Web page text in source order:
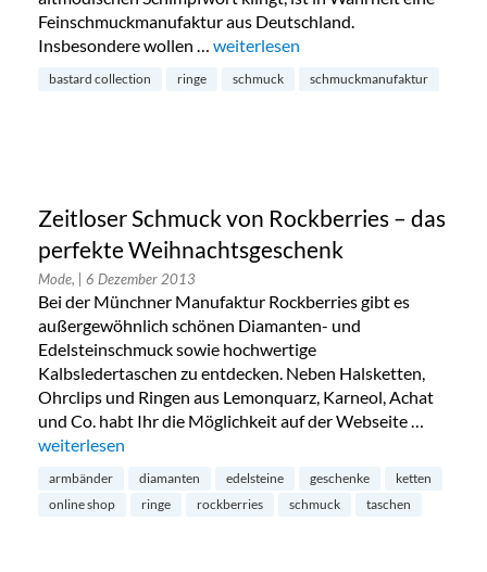
Feinschmuckmanufaktur aus Deutschland.
Insbesondere wollen … „Bastard Collection:
weiterlesen
bastard collection ringe schmuck schmuckmanufaktur
Zeitloser Schmuck von Rockberries – das
perfekte Weihnachtsgeschenk
Mode, | 6 Dezember 2013
Bei der Münchner Manufaktur Rockberries gibt es
außergewöhnlich schönen Diamanten- und
Edelsteinschmuck sowie hochwertige
Kalbsledertaschen zu entdecken. Neben Halsketten,
Ohrclips und Ringen aus Lemonquarz, Karneol, Achat
und Co. habt Ihr die Möglichkeit auf der Webseite …
„Zeitloser Schmuck von Rockberries – das perfekte
weiterlesen
armbänder diamanten edelsteine geschenke
ketten
online shop
ringe rockberries schmuck taschen